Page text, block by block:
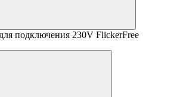
подключения 230V FlickerFree